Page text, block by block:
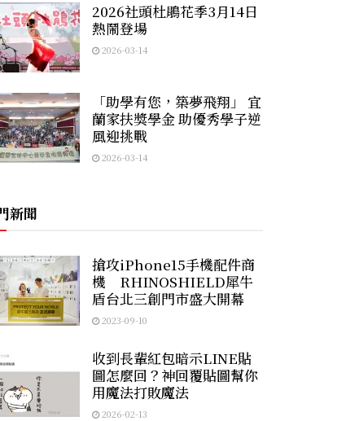
2026社頭杜鵑花季3月14日
熱鬧登場
2026-03-14
「助學有您，築夢飛翔」 宜
蘭家扶獎學金 助優秀學子逆
風迎挑戰
2026-03-14
新聞
搶攻iPhone15手機配件商
機 RHINOSHIELD犀牛
盾台北三創門市盛大開幕
2023-09-10
收到長輩紅包暗示LINE貼
圖怎麼回？神回覆貼圖幫你
用魔法打敗魔法
2026-02-13